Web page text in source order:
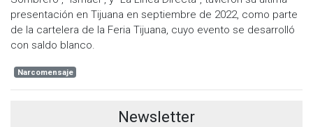
presentación en Tijuana en septiembre de 2022, como parte
de la cartelera de la Feria Tijuana, cuyo evento se desarrolló
con saldo blanco.
Narcomensaje
Newsletter